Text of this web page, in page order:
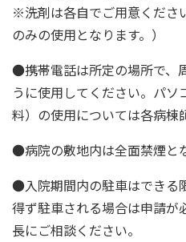
※洗剤は各自でご用意くださ
のみの使用となります。）
●携帯電話は所定の場所で、
うに使用してください。パ
料）の使用については各病棟
●病院の敷地内は全面禁煙と
●入院期間内の駐車はできる
得ず駐車される場合は申請が
長にご相談ください。